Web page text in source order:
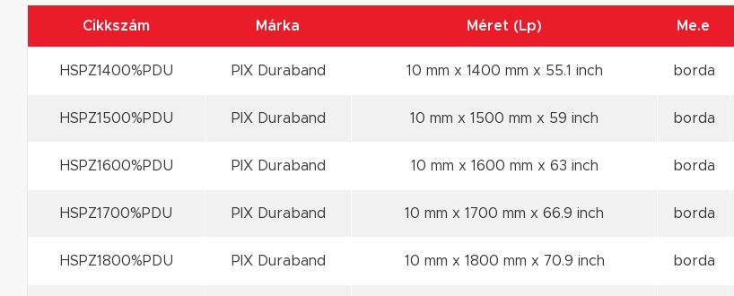
Cikkszám Márka Méret (Lp) Me.e
HSPZ1400%PDU PIX Duraband 10 mm x 1400 mm x 55.1 inch borda
HSPZ1500%PDU PIX Duraband 10 mm x 1500 mm x 59 inch borda
HSPZ1600%PDU PIX Duraband 10 mm x 1600 mm x 63 inch borda
HSPZ1700%PDU PIX Duraband 10 mm x 1700 mm x 66.9 inch borda
HSPZ1800%PDU PIX Duraband 10 mm x 1800 mm x 70.9 inch borda